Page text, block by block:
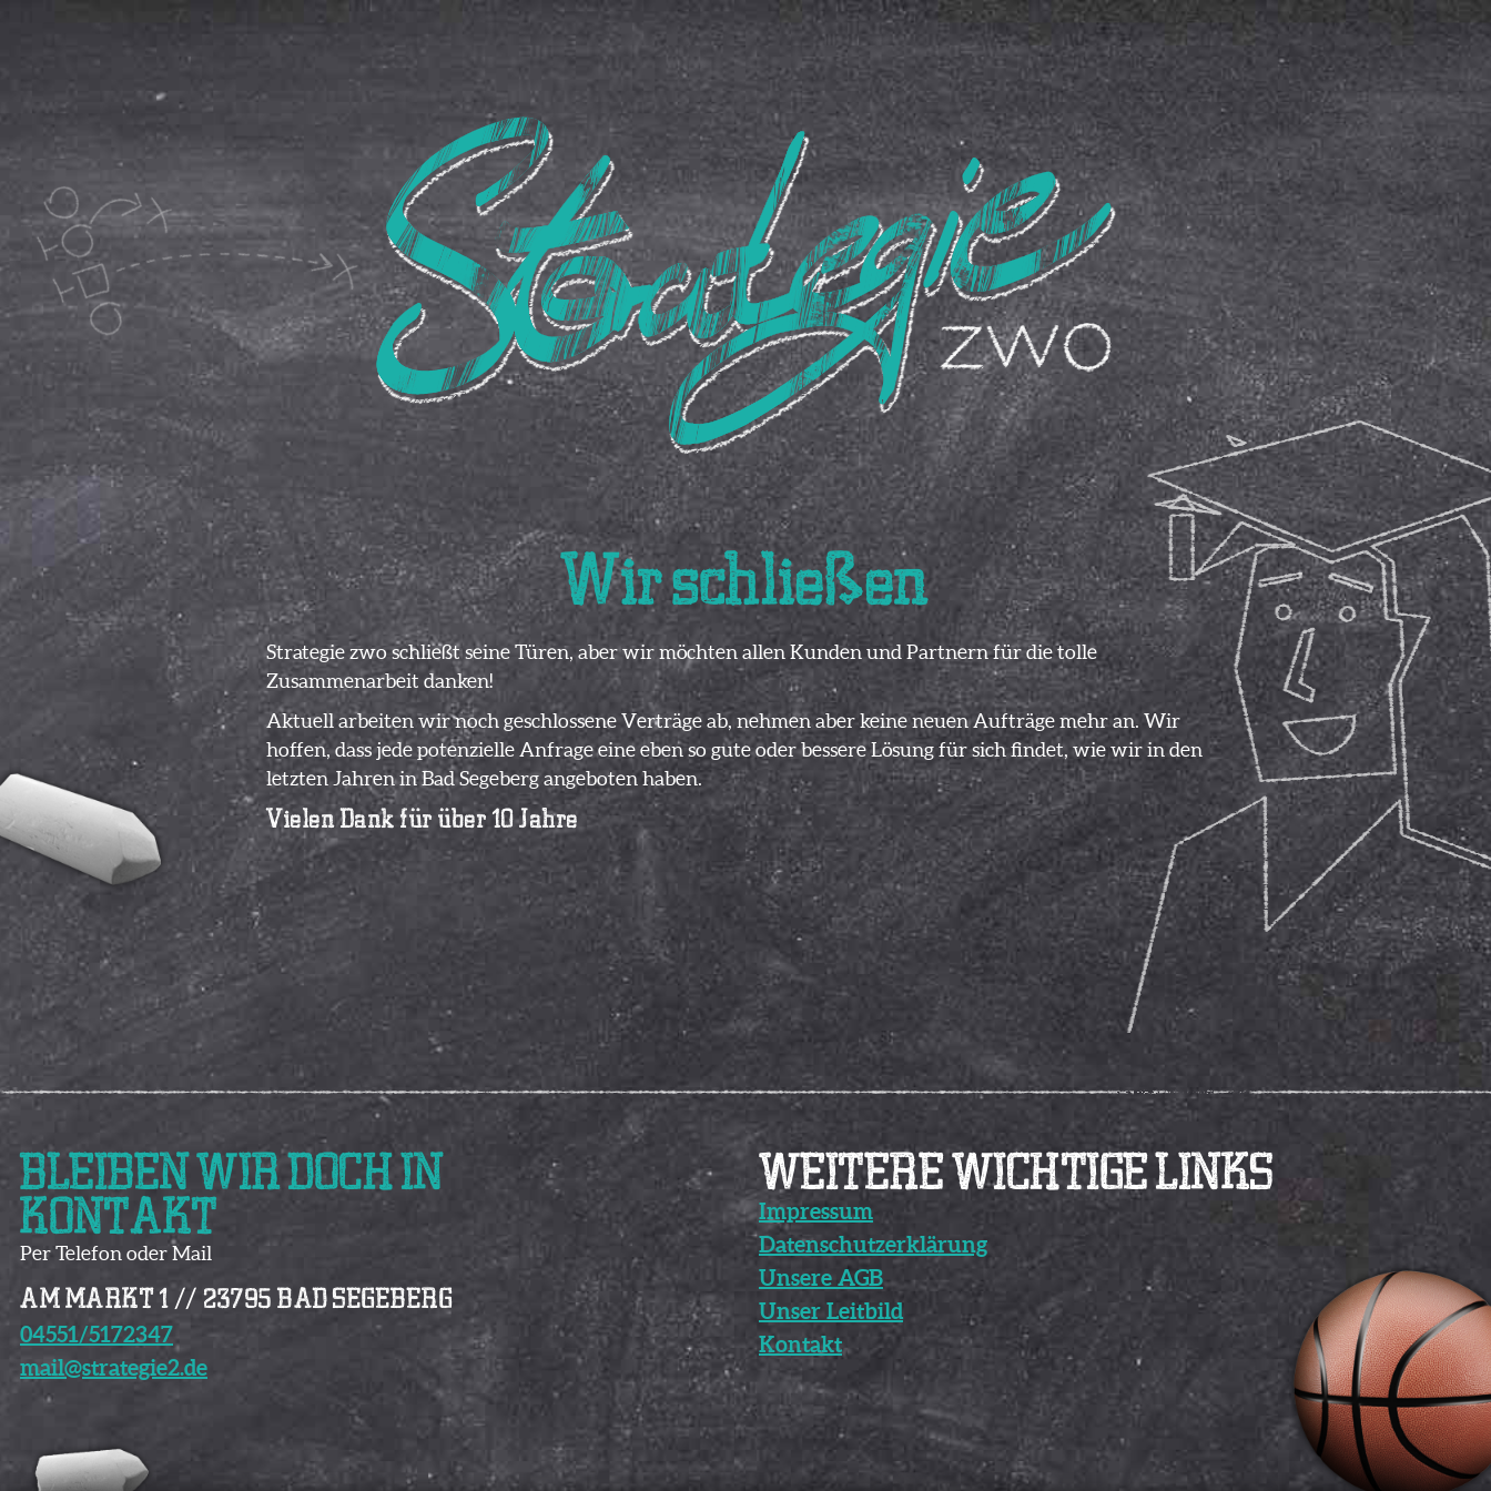
Wir schließen
Strategie zwo schließt seine Türen, aber wir möchten allen Kunden und Partnern für die tolle
Zusammenarbeit danken!
Aktuell arbeiten wir noch geschlossene Verträge ab, nehmen aber keine neuen Aufträge mehr an. Wir
hoffen, dass jede potenzielle Anfrage eine eben so gute oder bessere Lösung für sich findet, wie wir in den
letzten Jahren in Bad Segeberg angeboten haben.
Vielen Dank für über 10 Jahre
BLEIBEN WIR DOCH IN
KONTAKT
Per Telefon oder Mail
AM MARKT 1 // 23795 BAD SEGEBERG
04551/5172347
mail@strategie2.de
WEITERE WICHTIGE LINKS
Impressum
Datenschutzerklärung
Unsere AGB
Unser Leitbild
Kontakt